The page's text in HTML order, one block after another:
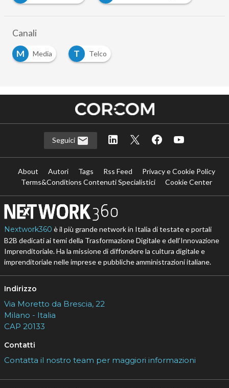
Canali
M
Media T Telco
Seguici
About Autori Tags Rss Feed
Privacy e Cookie Policy
Terms&Conditions Contenuti Specialistici
Cookie Center
Nextwork360 è il più grande network in Italia di testate e portali
B2B dedicati ai temi della Trasformazione Digitale e dell’Innovazione
Imprenditoriale. Ha la missione di diffondere la cultura digitale e
imprenditoriale nelle imprese e pubbliche amministrazioni italiane.
Indirizzo
Via Moretto da Brescia, 22
Milano - Italia
CAP 20133
Contatti
Contatta il nostro team per maggiori informazioni